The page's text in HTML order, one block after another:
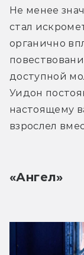
Не менее
стал
органично
доступной
Уидон
настоящему
взрослел
«Ангел»